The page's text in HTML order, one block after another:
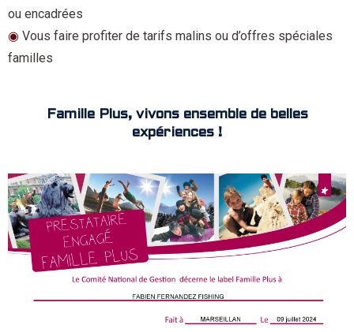
ou encadrées
◉ Vous faire profiter de tarifs malins ou d’offres spéciales
familles
Famille Plus, vivons ensemble de belles
expériences !